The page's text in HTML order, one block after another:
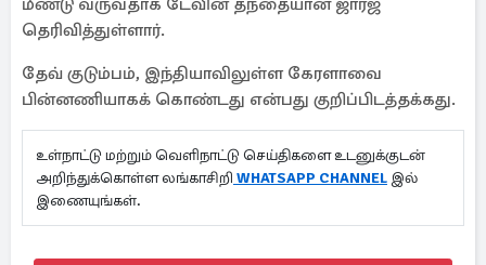
மீண்டு வருவதாக டேவின் தந்தையான ஜார்ஜ்
தெரிவித்துள்ளார்.
தேவ் குடும்பம், இந்தியாவிலுள்ள கேரளாவை
பின்னணியாகக் கொண்டது என்பது குறிப்பிடத்தக்கது.
உள்நாட்டு மற்றும் வெளிநாட்டு செய்திகளை உடனுக்குடன்
அறிந்துக்கொள்ள லங்காசிறி WHATSAPP CHANNEL இல்
இணையுங்கள்.